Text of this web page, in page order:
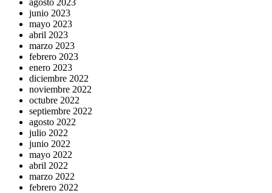
junio 2023
mayo 2023
abril 2023
marzo 2023
febrero 2023
enero 2023
diciembre 2022
noviembre 2022
octubre 2022
septiembre 2022
agosto 2022
julio 2022
junio 2022
mayo 2022
abril 2022
marzo 2022
febrero 2022